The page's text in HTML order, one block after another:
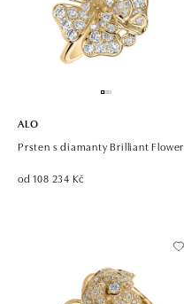
ALO
Prsten s diamanty Brilliant Flower
od 108 234 Kč